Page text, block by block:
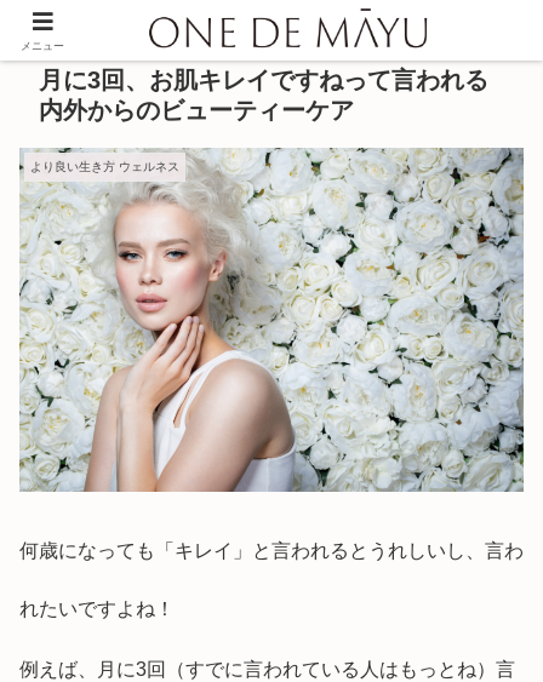
月に3回、お肌キレイですねって言われる
内外からのビューティーケア
より良い生き方 ウェルネス
何歳になっても「キレイ」と言われるとうれしいし、言わ
れたいですよね！
例えば、月に3回（すでに言われている人はもっとね）言
メニュー